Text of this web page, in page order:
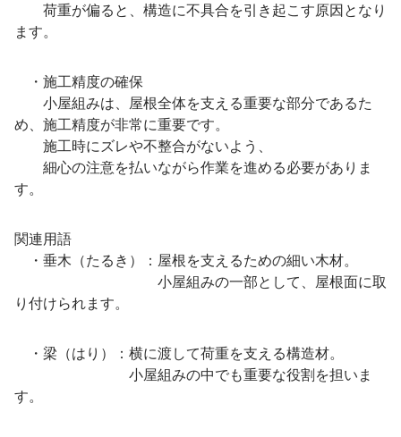
荷重が偏ると、構造に不具合を引き起こす原因となり
ます。
・施工精度の確保
小屋組みは、屋根全体を支える重要な部分であるた
め、施工精度が非常に重要です。
施工時にズレや不整合がないよう、
細心の注意を払いながら作業を進める必要がありま
す。
関連用語
・垂木（たるき）：屋根を支えるための細い木材。
小屋組みの一部として、屋根面に取
り付けられます。
・梁（はり）：横に渡して荷重を支える構造材。
小屋組みの中でも重要な役割を担いま
す。